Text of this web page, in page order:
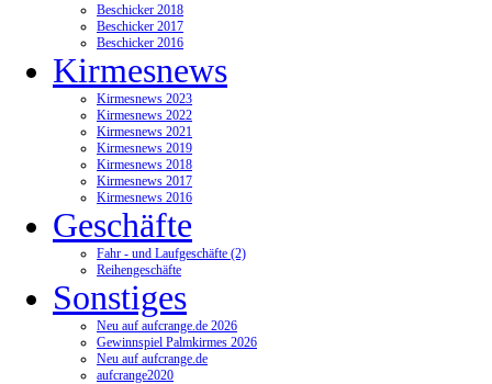
Beschicker 2018
Beschicker 2017
Beschicker 2016
Kirmesnews
Kirmesnews 2023
Kirmesnews 2022
Kirmesnews 2021
Kirmesnews 2019
Kirmesnews 2018
Kirmesnews 2017
Kirmesnews 2016
Geschäfte
Fahr - und Laufgeschäfte (2)
Reihengeschäfte
Sonstiges
Neu auf aufcrange.de 2026
Gewinnspiel Palmkirmes 2026
Neu auf aufcrange.de
aufcrange2020